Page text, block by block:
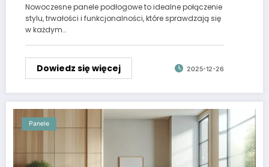
Nowoczesne panele podłogowe to idealne połączenie
stylu, trwałości i funkcjonalności, które sprawdzają się
w każdym…
Dowiedz się więcej 2025-12-26
Panele